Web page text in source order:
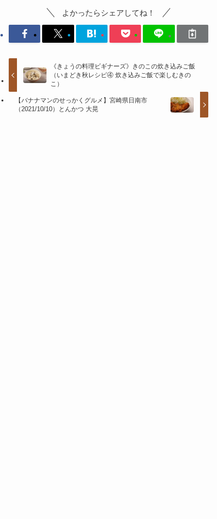
よかったらシェアしてね！
《きょうの料理ビギナーズ》きのこの炊き込みご飯
（いまどき秋レシピ④ 炊き込みご飯で楽しむきの
こ）
【バナナマンのせっかくグルメ】宮崎県日南市
（2021/10/10）とんかつ 大晃